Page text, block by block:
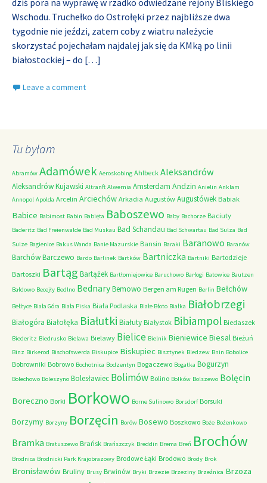
dziś pora na wyprawę w rzadko odwiedzane rejony Bliskiego
Wschodu. Truchełko do Ostrołęki przez najbliższe dwa
tygodnie nie jeździ, zatem coby z wiatru należycie
skorzystać pojechałam najdalej jak się da KMką po linii
białostockiej – do […]
Leave a comment
Tu byłam
Abramów Adamówek Aeroskobing Ahlbeck Aleksandrów
Aleksandrów Kujawski Altranft Alwernia Amsterdam Andzin Anielin Anklam
Annopol Apolda Arcelin Arciechów Arkadia Augustów Augustówek Babiak
Babice Babimost Babin Babięta Baboszewo Baby Bachorze Baciuty
Baderitz Bad Freienwalde Bad Muskau Bad Schandau Bad Schwartau Bad Sulza Bad
Sulze Bagienice Bakus Wanda Banie Mazurskie Bansin Baraki Baranowo Baranów
BarchówBarczewo Bardo Barlinek Bartków Bartniczka Bartniki Bartodzieje
Bartoszki Bartąg Bartążek Bartłomiejowice Baruchowo Barłogi Batowice Bautzen
Bałdowo Becejły Bedlno BednaryBemowo Bergen am Rugen Berlin Bełchów
Bełżyce Biała Góra Biała Piska Biała Podlaska Białe Błoto Białka Białobrzegi
Białogóra Białołęka Białutki Białuty Białystok Bibiampol Biedaszek
Biederitz Biedrusko Bielawa Bielawy Bielice Bielnik Bieniewice Biesal Bieżuń
Binz Birkerod Bischofswerda Biskupice Biskupiec Bisztynek Bledzew Bnin Bobolice
Bobrowniki Bobrowo Bochotnica Bodzentyn Bogaczewo Bogatka Bogurzyn
Bolechowo Boleszyno Bolesławiec Bolimów Bolino Bolków Bolszewo Bolęcin
Boreczno Borki Borkowo Borne Sulinowo Borsdorf Borsuki
Borzymy Borzyny Borzęcin Borów Bosewo Boszkowo Boże Bożenkowo
Bramka Bratuszewo Brańsk Brańszczyk Breddin Brema Breń Brochów
Brodnica Brodnicki Park Krajobrazowy Brodowe Łąki Brodowo Brody Brok
Bronisławów Bruliny Brusy Brwinów Bryki Brzezie Brzeziny Brzeźnica Brzoza